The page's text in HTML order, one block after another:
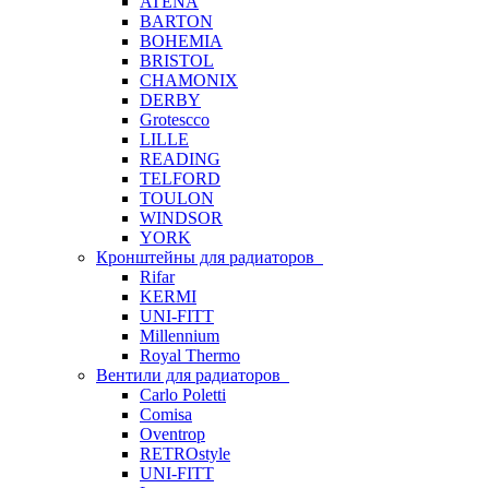
BARTON
BOHEMIA
BRISTOL
CHAMONIX
DERBY
Grotescco
LILLE
READING
TELFORD
TOULON
WINDSOR
YORK
Кронштейны для радиаторов
Rifar
KERMI
UNI-FITT
Millennium
Royal Thermo
Вентили для радиаторов
Carlo Poletti
Comisa
Oventrop
RETROstyle
UNI-FITT